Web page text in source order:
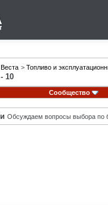
> Топливо и
10
Сообщество
Обсуждаем вопросы выбора по